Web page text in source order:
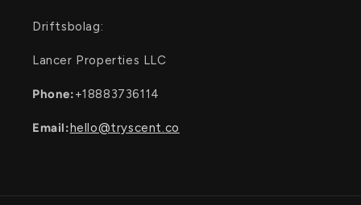
Driftsbolag:
Lancer Properties LLC
Phone:+18883736114
Email:hello@tryscent.co